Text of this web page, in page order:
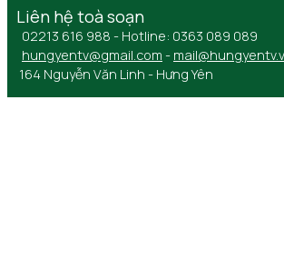
Liên hệ toà soạn
02213 616 988 - Hotline: 0363 089 089
hungyentv@gmail.com -
164 Nguyễn Văn Linh - Hưng Yên